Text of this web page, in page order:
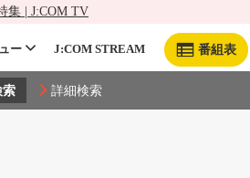
集 | J:COM TV
番組表
ー J:COM STREAM
詳細検索